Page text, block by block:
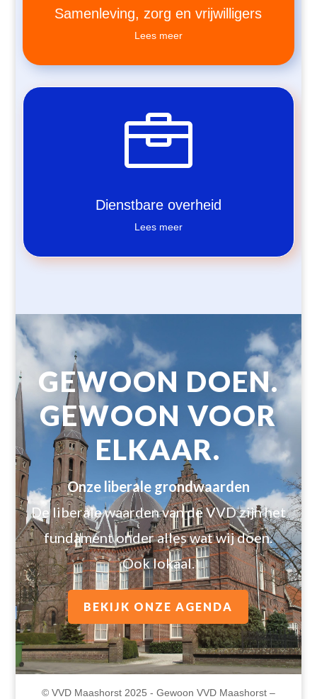
Samenleving, zorg en vrijwilligers
Lees meer

Dienstbare overheid
Lees meer
GEWOON DOEN.
GEWOON VOOR
ELKAAR.
Onze liberale grondwaarden
De liberale waarden van de VVD zijn het
fundament onder alles wat wij doen.
Ook lokaal.
BEKIJK ONZE AGENDA
© VVD Maashorst 2025 - Gewoon VVD Maashorst –